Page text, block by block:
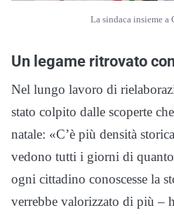
La sindaca insieme a
Un legame ritrovato
Nel lungo lavoro di
stato colpito dalle scoperte
natale: «C’è più densità
vedono tutti i giorni di quanto
ogni cittadino conoscesse la
verrebbe valorizzato di più –